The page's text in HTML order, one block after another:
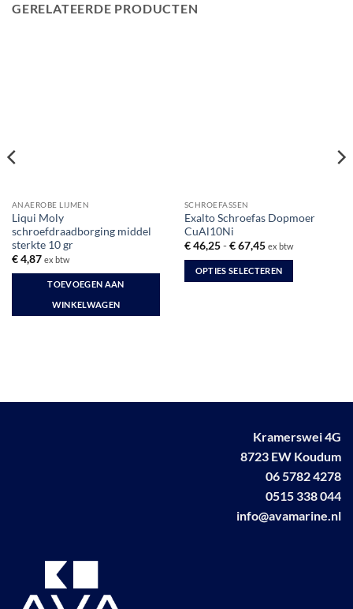
GERELATEERDE PRODUCTEN
ANAEROBE LIJMEN
Liqui Moly
schroefdraadborging middel
sterkte 10 gr
€4,87 ex btw
TOEVOEGEN AAN
WINKELWAGEN
SCHROEFASSEN
Exalto Schroefas Dopmoer
CuAl10Ni
€46,25 - €67,45Prijsklasse:
tot
€ 67,45
ex btw
OPTIES SELECTEREN
kan
Kramerswei 4G
8723 EW Koudum
06 5782 4278
0515 338 044
info@avamarine.nl